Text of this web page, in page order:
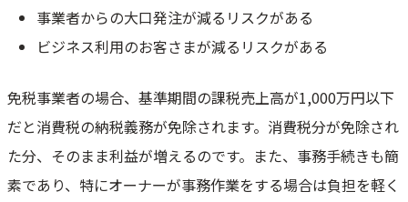
事業者からの大口発注が減るリスクがある
ビジネス利用のお客さまが減るリスクがある
免税事業者の場合、基準期間の課税売上高が1,000万円以下
だと消費税の納税義務が免除されます。消費税分が免除され
た分、そのまま利益が増えるのです。また、事務手続きも簡
素であり、特にオーナーが事務作業をする場合は負担を軽く